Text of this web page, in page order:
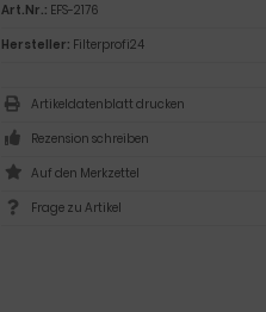
Art.Nr.: EFS-2176
Hersteller: Filterprofi24
Artikeldatenblatt drucken
Rezension schreiben
Frage zu Artikel